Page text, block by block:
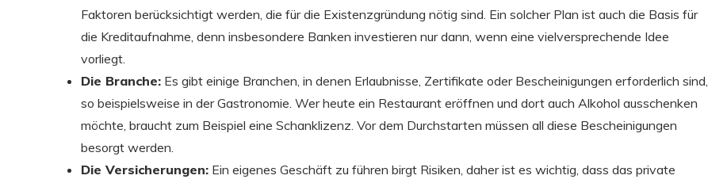
Faktoren berücksichtigt werden, die für die Existenzgründung nötig sind. Ein solcher Plan ist auch die Basis für
die Kreditaufnahme, denn insbesondere Banken investieren nur dann, wenn eine vielversprechende Idee
vorliegt.
Die Branche: Es gibt einige Branchen, in denen Erlaubnisse, Zertifikate oder Bescheinigungen erforderlich sind,
so beispielsweise in der Gastronomie. Wer heute ein Restaurant eröffnen und dort auch Alkohol ausschenken
möchte, braucht zum Beispiel eine Schanklizenz. Vor dem Durchstarten müssen all diese Bescheinigungen
besorgt werden.
Die Versicherungen: Ein eigenes Geschäft zu führen birgt Risiken, daher ist es wichtig, dass das private